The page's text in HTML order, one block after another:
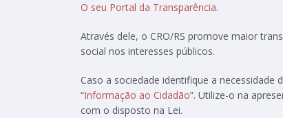
O seu Portal da Transparência.
Através dele, o CRO/RS promove maior
social nos interesses públicos.
Caso a sociedade identifique a
“Informação ao Cidadão”. Utilize-o na
com o disposto na Lei.